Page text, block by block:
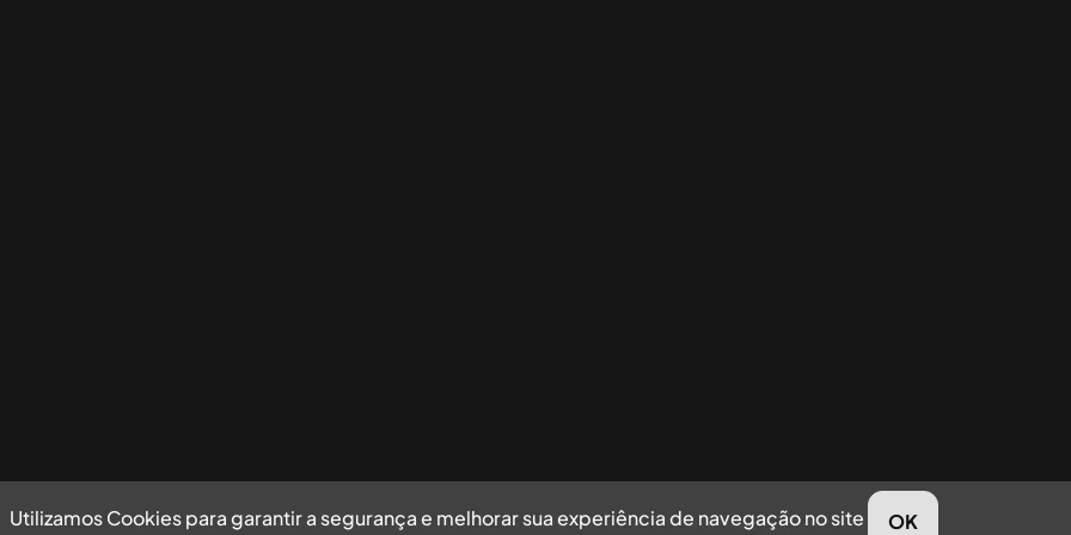
Utilizamos Cookies para garantir a segurança e melhorar sua experiência de navegação no site OK
Utilizamos Cookies para garantir a segurança e melhorar sua experiência de navegação no site.